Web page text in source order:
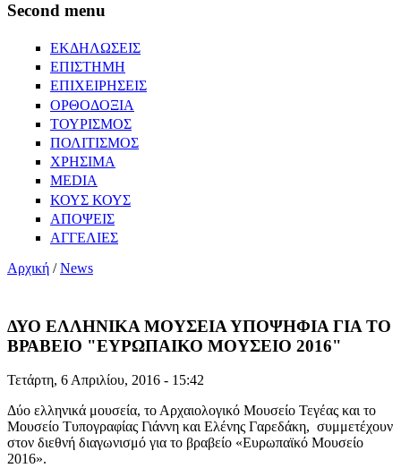
Second menu
ΕΚΔΗΛΩΣΕΙΣ
ΕΠΙΣΤΗΜΗ
ΕΠΙΧΕΙΡΗΣΕΙΣ
ΟΡΘΟΔΟΞΙΑ
ΤΟΥΡΙΣΜΟΣ
ΠΟΛΙΤΙΣΜΟΣ
ΧΡΗΣΙΜΑ
MEDIA
ΚΟΥΣ ΚΟΥΣ
ΑΠΟΨΕΙΣ
ΑΓΓΕΛΙΕΣ
Αρχική /News
ΔΥΟ ΕΛΛΗΝΙΚΑ ΜΟΥΣΕΙΑ ΥΠΟΨΗΦΙΑ ΓΙΑ ΤΟ
ΒΡΑΒΕΙΟ "ΕΥΡΩΠΑΙΚΟ ΜΟΥΣΕΙΟ 2016"
Τετάρτη, 6 Απριλίου, 2016 - 15:42
Δύο ελληνικά μουσεία, το Αρχαιολογικό Μουσείο Τεγέας και το
Μουσείο Τυπογραφίας Γιάννη και Eλένης Γαρεδάκη, συμμετέχουν
στον διεθνή διαγωνισμό για το βραβείο «Ευρωπαϊκό Μουσείο
2016».